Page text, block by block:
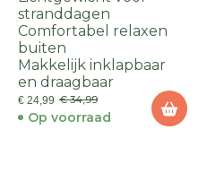
stranddagen
Comfortabel relaxen
buiten
Makkelijk inklapbaar
en draagbaar
€ 24,99 € 34,99
Op voorraad